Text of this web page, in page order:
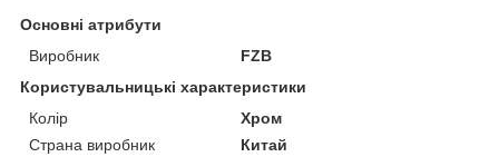
Основні атрибути
Виробник
FZB
Користувальницькі характеристики
Колір
Хром
Страна виробник
Китай